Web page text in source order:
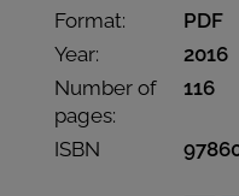
Format:
PDF
Year:
2016
Number of
pages:
116
ISBN